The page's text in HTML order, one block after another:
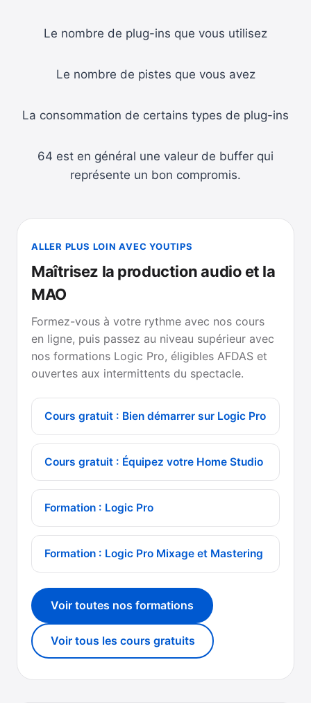
Le nombre de plug-ins que vous utilisez
Le nombre de pistes que vous avez
La consommation de certains types de plug-ins
64 est en général une valeur de buffer qui
représente un bon compromis.
ALLER PLUS LOIN AVEC YOUTIPS
Maîtrisez la production audio et la
MAO
Formez-vous à votre rythme avec nos cours
en ligne, puis passez au niveau supérieur avec
nos formations Logic Pro, éligibles AFDAS et
ouvertes aux intermittents du spectacle.
Cours gratuit : Bien démarrer sur Logic Pro
Cours gratuit : Équipez votre Home Studio
Formation : Logic Pro
Formation : Logic Pro Mixage et Mastering
Voir toutes nos formations
Voir tous les cours gratuits